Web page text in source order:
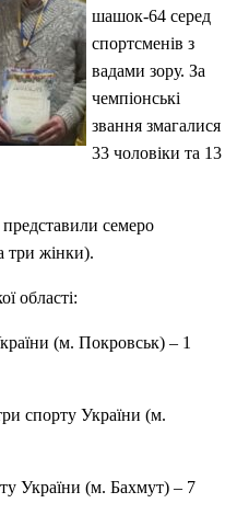
шашок-64 серед
спортсменів з
вадами зору. За
чемпіонські
звання змагалися
33 чоловіки та 13
семеро
три жінки).
області:
(м. Покровськ) – 1
спорту України (м.
України (м. Бахмут) – 7